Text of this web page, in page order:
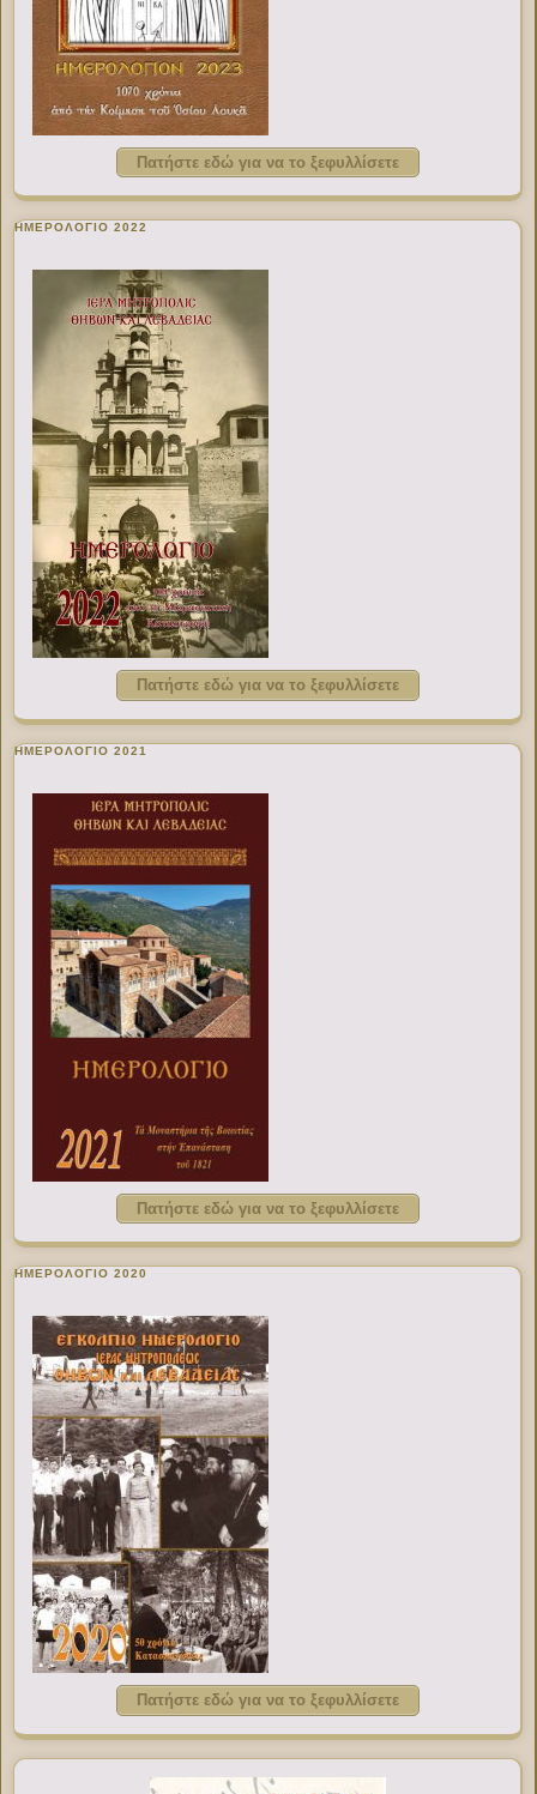
Πατήστε εδώ για να το ξεφυλλίσετε
ΗΜΕΡΟΛΟΓΙΟ 2022
Πατήστε εδώ για να το ξεφυλλίσετε
ΗΜΕΡΟΛΟΓΙΟ 2021
Πατήστε εδώ για να το ξεφυλλίσετε
ΗΜΕΡΟΛΟΓΙΟ 2020
Πατήστε εδώ για να το ξεφυλλίσετε